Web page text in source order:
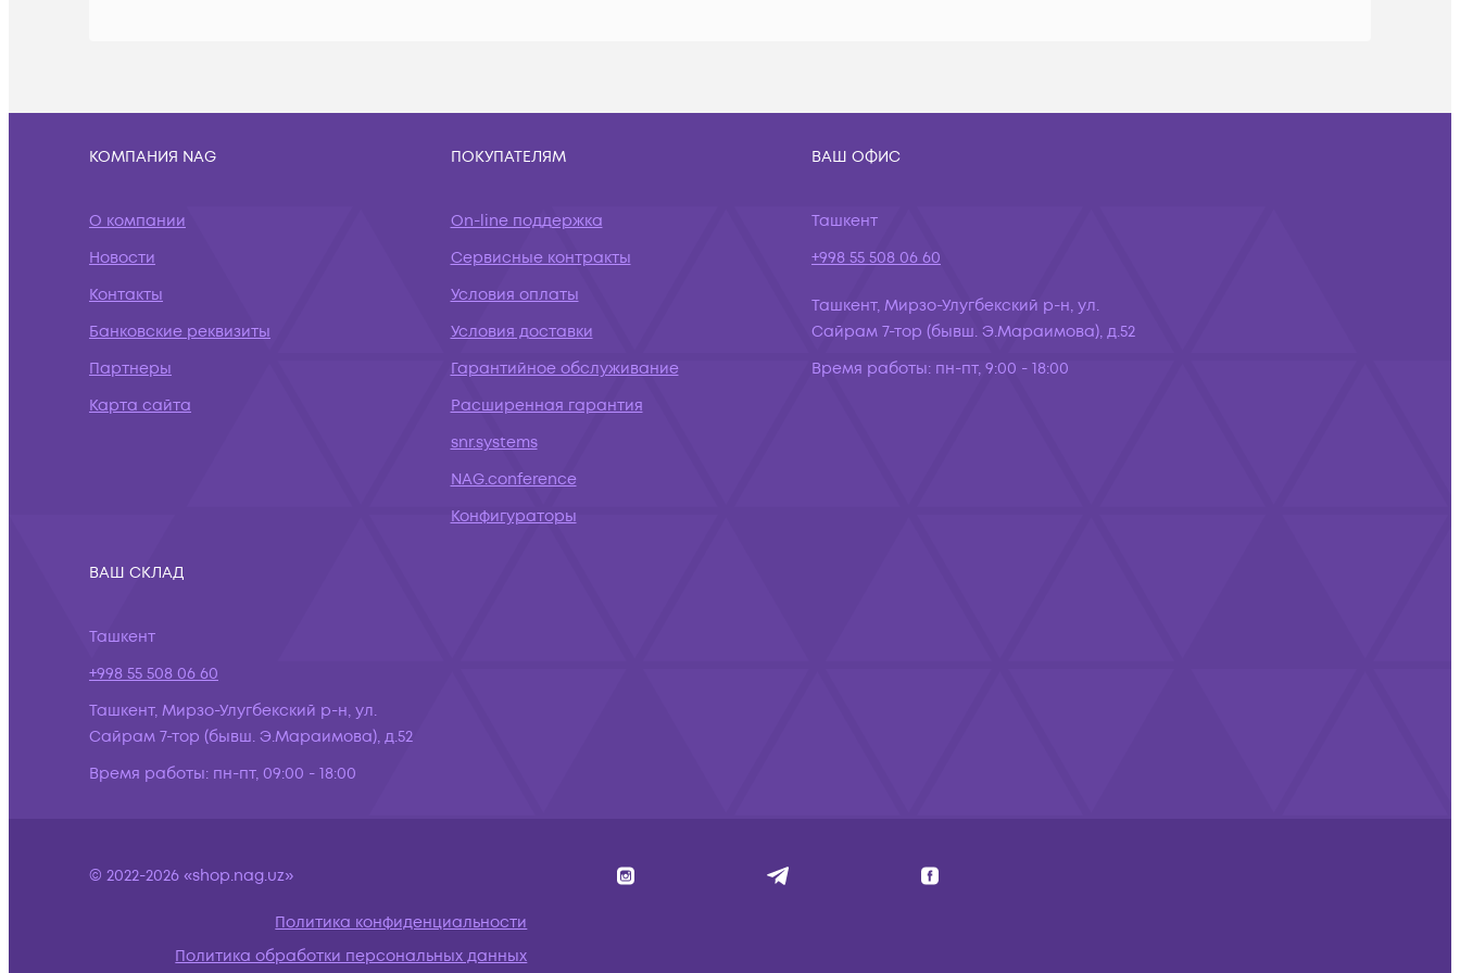
КОМПАНИЯ NAG
О компании
Новости
Контакты
Банковские реквизиты
Партнеры
Карта сайта
ПОКУПАТЕЛЯМ
On-line поддержка
Сервисные контракты
Условия оплаты
Условия доставки
Гарантийное обслуживание
Расширенная гарантия
snr.systems
NAG.conference
Конфигураторы
ВАШ ОФИС
Ташкент
+998 55 508 06 60
Ташкент, Мирзо-Улугбекский р-н, ул.
Сайрам 7-тор (бывш. Э.Мараимова), д.52
Время работы: пн-пт, 9:00 - 18:00
ВАШ СКЛАД
Ташкент
+998 55 508 06 60
Ташкент, Мирзо-Улугбекский р-н, ул.
Сайрам 7-тор (бывш. Э.Мараимова), д.52
Время работы: пн-пт, 09:00 - 18:00
© 2022-2026 «shop.nag.uz»
Политика конфиденциальности
Политика обработки персональных данных